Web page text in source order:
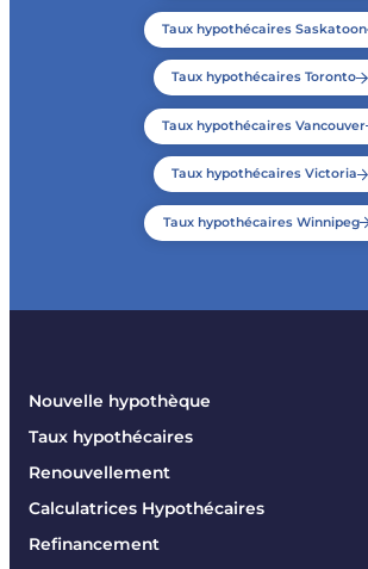
Taux hypothécaires Saskatoon
Taux hypothécaires Toronto
Taux hypothécaires Vancouver
Taux hypothécaires Victoria
Taux hypothécaires Winnipeg
Nouvelle hypothèque
Taux hypothécaires
Renouvellement
Calculatrices Hypothécaires
Refinancement